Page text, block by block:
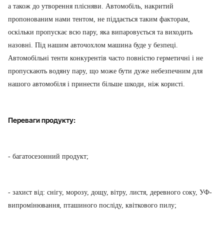
а також до утворення плісняви. Автомобіль, накритий
пропонованим нами тентом, не піддається таким факторам,
оскільки пропускає всю пару, яка випаровується та виходить
назовні. Під нашим авточохлом машина буде у безпеці.
Автомобільні тенти конкурентів часто повністю герметичні і не
пропускають водяну пару, що може бути дуже небезпечним для
нашого автомобіля і принести більше шкоди, ніж користі.
Переваги продукту:
- багатосезонний продукт;
- захист від: снігу, морозу, дощу, вітру, листя, деревного соку, УФ-
випромінювання, пташиного посліду, квіткового пилу;